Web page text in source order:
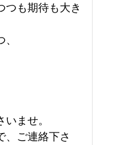
つも期待も大き
ませ。
、ご連絡下さ